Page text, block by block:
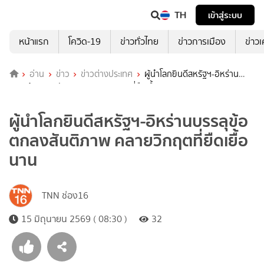
TH
เข้าสู่ระบบ
หน้าแรก
โควิด-19 ข่าวทั่วไทย ข่าวการเมือง ข่าว
อ่าน ข่าว ข่าวต่างประเทศ
ผู้นำโลกยินดีสหรัฐฯ-อิหร่าน
บรรลุข้อตกลงสันติภาพ คลายวิกฤตที่ยืดเยื้อนาน
ผู้นำโลกยินดีสหรัฐฯ-อิหร่านบรรลุข้อ
ตกลงสันติภาพ คลายวิกฤตที่ยืดเยื้อ
นาน
TNN ช่อง16
15 มิถุนายน 2569 ( 08:30 )
32